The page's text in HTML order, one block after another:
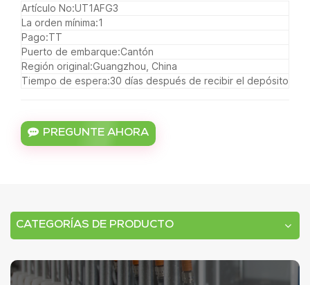
Artículo No:UT1AFG3
La orden mínima:1
Pago:TT
Puerto de embarque:Cantón
Región original:Guangzhou, China
Tiempo de espera:30 días después de recibir el depósito
PREGUNTE AHORA
CATEGORÍAS DE PRODUCTO